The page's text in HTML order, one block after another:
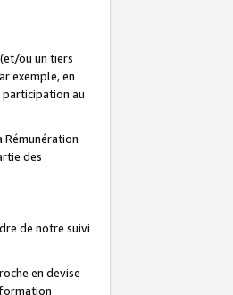
ou un tiers
exemple, en
au
Rémunération
des
de notre suivi
en devise